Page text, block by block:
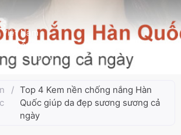
Nam
Tháng 9 4, 2025
/ Top 4 Kem nền chống nắng Hàn
Quốc giúp da đẹp sương sương cả
ngày